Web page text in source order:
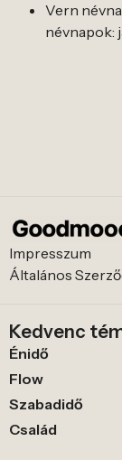
Vern
névnapok:
Impresszum
Általános
Kedvenc
Énidő
Flow
Szabadidő
Család